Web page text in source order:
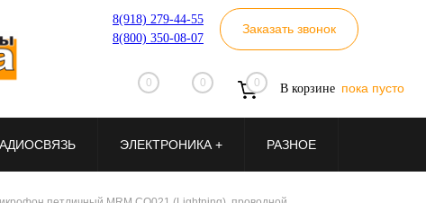
8(918) 279-44-55
8(800) 350-08-07
Заказать звонок
0 0 0 В корзине пока пусто
ЭЛЕКТРОНИКА + РАЗНОЕ